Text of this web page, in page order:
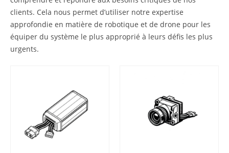
clients. Cela nous permet d’utiliser notre expertise
approfondie en matière de robotique et de drone pour les
équiper du système le plus approprié à leurs défis les plus
urgents.